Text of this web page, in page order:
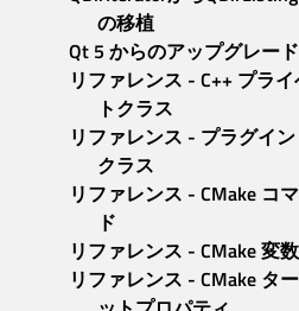
の移植
Qt 5 からのアップグレード
リファレンス - C++ プラ
トクラス
リファレンス - プラグイン
クラス
リファレンス - CMake コ
ド
リファレンス - CMake 変数
リファレンス - CMake タ